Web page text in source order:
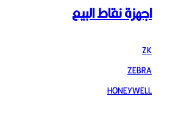
اجهزة نقاط البيع
ZK
ZEBRA
HONEYWELL